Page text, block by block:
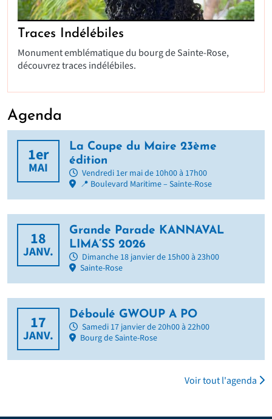
Traces Indélébiles
Monument emblématique du bourg de Sainte-Rose,
découvrez traces indélébiles.
Agenda
1er
MAI
La Coupe du Maire 23ème
édition
Vendredi 1er mai de 10h00 à 17h00
📍 Boulevard Maritime – Sainte-Rose
18
JANV.
Grande Parade KANNAVAL
LIMA’SS 2026
Dimanche 18 janvier de 15h00 à 23h00
Sainte-Rose
17
JANV.
Déboulé GWOUP A PO
Samedi 17 janvier de 20h00 à 22h00
Bourg de Sainte-Rose
Voir tout l'agenda